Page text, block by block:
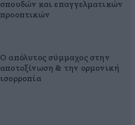
σπουδών και επαγγελματικών
προοπτικών
Ο απόλυτος σύμμαχος στην
αποτοξίνωση & την ορμονική
ισορροπία